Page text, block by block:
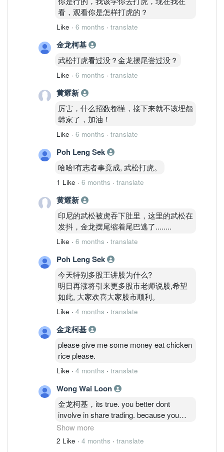
看，观看你是怎样打虎的？
Like · 6 months · translate
金龙柯基
武松打虎看过没？金龙摆尾尝过没？
Like · 6 months · translate
黄耀新
厉害，什么招数都懂，接下来就不该埋怨
韩家了，加油！
Like · 6 months · translate
Poh Leng Sek
哈哈!有志者事竟成, 武松打虎。
1 Like · 6 months · translate
黄耀新
印尼的武松被虎吞下肚里，这里的武松在
发抖，金龙摆尾缩着尾巴逃了........
Like · 6 months · translate
Poh Leng Sek
今天特别多股王讲股为什么?
明日再涨将引来更多股市老师说股,希望
如此, 大家欢喜大家股市顺利。
Like · 4 months · translate
金龙柯基
please give me some money eat chicken
rice please.
Like · 4 months · translate
Wong Wai Loon
金龙柯基，its true. you better dont
involve in share trading. because you
dont know what is the meaning of long
term investment. if you only aim for the
Show more
2 Like · 4 months · translate